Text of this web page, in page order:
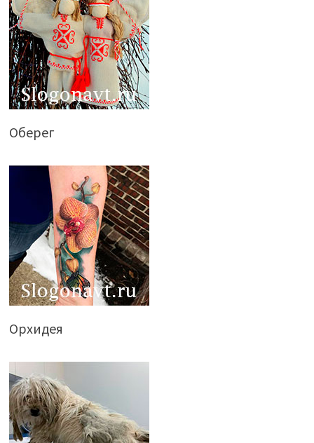
Оберег
Орхидея